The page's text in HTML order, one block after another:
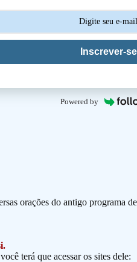
Inscrever-se
Powered by
orações do antigo programa
terá que acessar os sites dele: